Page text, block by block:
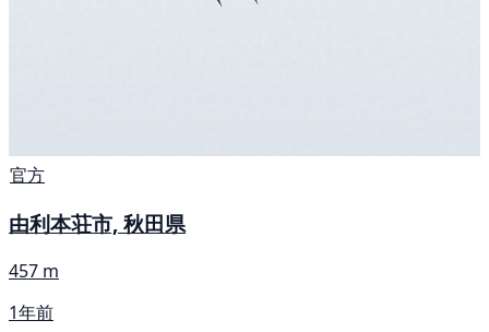
官方
由利本荘市, 秋田県
457 m
1年前